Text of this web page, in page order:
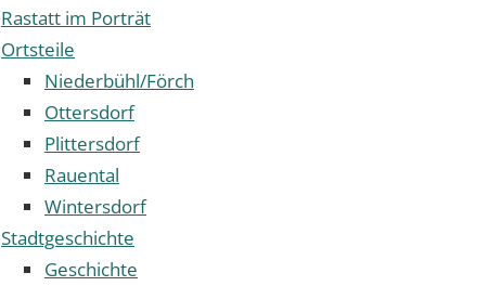
Rastatt im Porträt
Ortsteile
Niederbühl/Förch
Ottersdorf
Plittersdorf
Rauental
Wintersdorf
Stadtgeschichte
Geschichte